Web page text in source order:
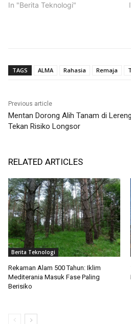
In "Berita Teknologi"
TAGS ALMA Rahasia Remaja
Previous article
Mentan Dorong Alih Tanam di
Tekan Risiko Longsor
RELATED ARTICLES
Berita Teknologi
Rekaman Alam 500 Tahun: Iklim
Mediterania Masuk Fase Paling
Berisiko